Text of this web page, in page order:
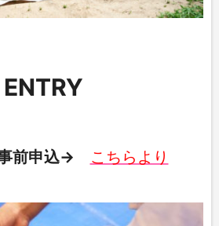
ENTRY
前申込→ こちらより